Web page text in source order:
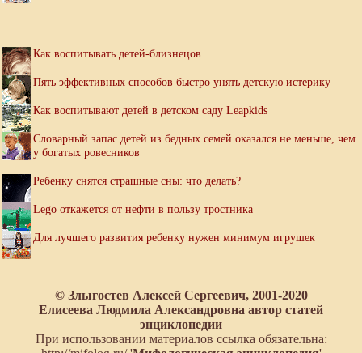
Как воспитывать детей-близнецов
Пять эффективных способов быстро унять детскую истерику
Как воспитывают детей в детском саду Leapkids
Словарный запас детей из бедных семей оказался не меньше, чем
у богатых ровесников
Ребенку снятся страшные сны: что делать?
Lego откажется от нефти в пользу тростника
Для лучшего развития ребенку нужен минимум игрушек
© Злыгостев Алексей Сергеевич, 2001-2020
Елисеева Людмила Александровна автор статей
энциклопедии
При использовании материалов ссылка обязательна: